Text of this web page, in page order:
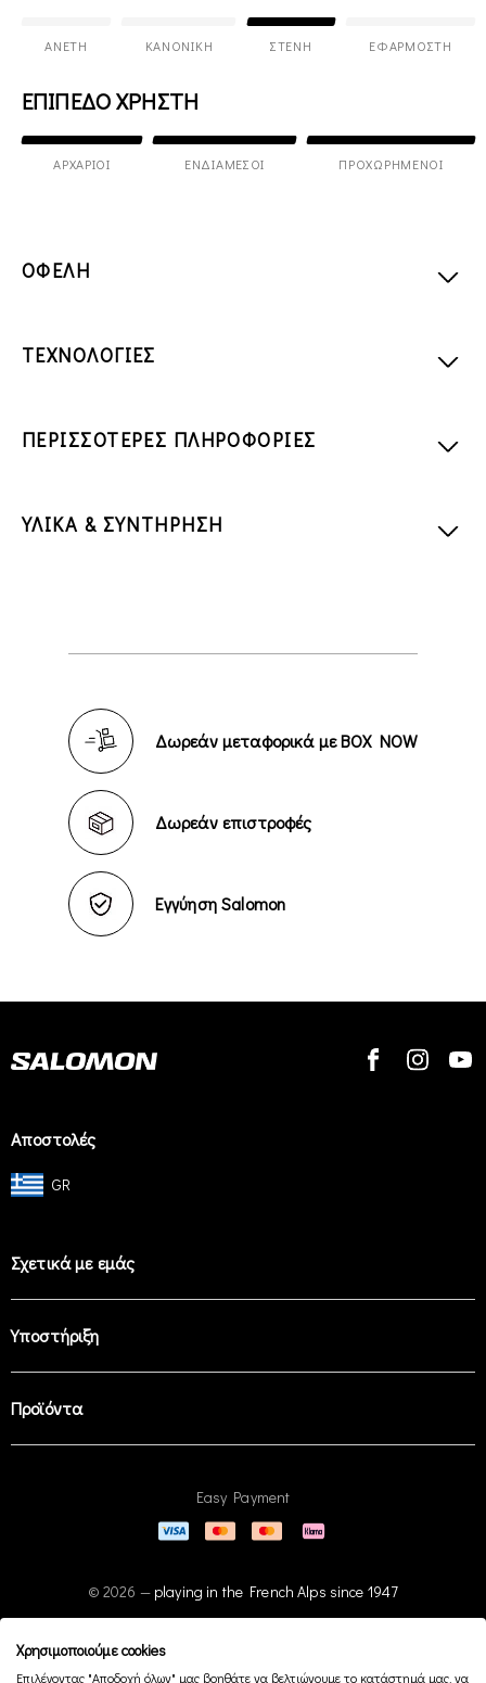
ΆΝΕΤΗ ΚΑΝΟΝΙΚΉ ΣΤΕΝΉ ΕΦΑΡΜΟΣΤΉ
ΕΠΙΠΕΔΟ ΧΡΗΣΤΗ
ΑΡΧΆΡΙΟΙ ΕΝΔΙΆΜΕΣΟΙ ΠΡΟΧΩΡΗΜΈΝΟΙ
ΟΦΕΛΗ
ΤΕΧΝΟΛΟΓΙΕΣ
ΠΕΡΙΣΣΟΤΕΡΕΣ ΠΛΗΡΟΦΟΡΙΕΣ
ΥΛΙΚΑ & ΣΥΝΤΗΡΗΣΗ
Δωρεάν μεταφορικά με BOX NOW
Δωρεάν επιστροφές
Εγγύηση Salomon
Αποστολές
GR
Σχετικά με εμάς
Υποστήριξη
Προϊόντα
Easy Payment
© 2026 — playing in the French Alps since 1947
Χρησιμοποιούμε cookies
Επιλέγοντας "Αποδοχή όλων" μας βοηθάτε να βελτιώνουμε το κατάστημά μας, να